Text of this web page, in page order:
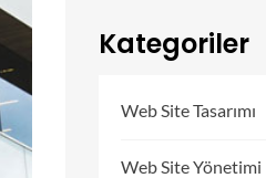
Kategoriler
Web Site Tasarımı
Web Site Yönetimi